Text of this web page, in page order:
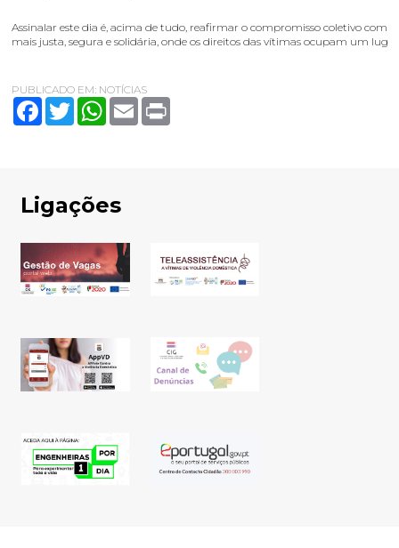
Assinalar este dia é, acima de tudo, reafirmar o compromisso coletivo com
mais justa, segura e solidária, onde os direitos das vítimas ocupam um
PUBLICADO EM: NOTÍCIAS
FacebookTwitterWhatsApp
Email
Ligações